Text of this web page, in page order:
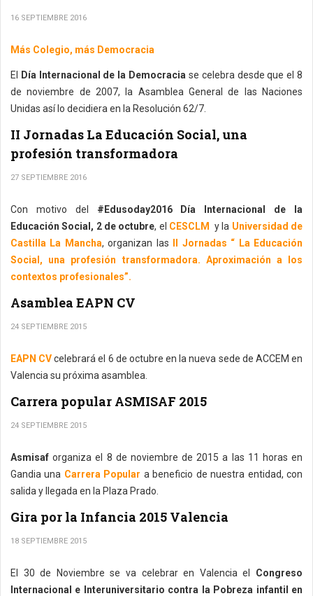
16 SEPTIEMBRE 2016
Más Colegio, más Democracia
El Día Internacional de la Democracia se celebra desde que el 8
de noviembre de 2007, la Asamblea General de las Naciones
Unidas así lo decidiera en la Resolución 62/7.
II Jornadas La Educación Social, una
profesión transformadora
27 SEPTIEMBRE 2016
Con motivo del #Edusoday2016 Día Internacional de la
Educación Social, 2 de octubre, el CESCLM y la Universidad de
Castilla La Mancha, organizan las II Jornadas “ La Educación
Social, una profesión transformadora. Aproximación a los
contextos profesionales”.
Asamblea EAPN CV
24 SEPTIEMBRE 2015
EAPN CVcelebrará el 6 de octubre en la nueva sede de ACCEM en
Valencia su próxima asamblea.
Carrera popular ASMISAF 2015
24 SEPTIEMBRE 2015
Asmisaf organiza el 8 de noviembre de 2015 a las 11 horas en
Gandia una Carrera Popular a beneficio de nuestra entidad, con
salida y llegada en la Plaza Prado.
Gira por la Infancia 2015 Valencia
18 SEPTIEMBRE 2015
El 30 de Noviembre se va celebrar en Valencia el Congreso
Internacional e Interuniversitario contra la Pobreza infantil en